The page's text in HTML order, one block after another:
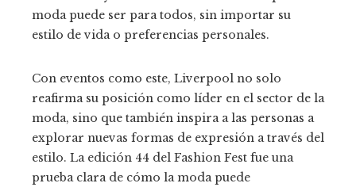
moda puede ser para todos, sin importar su
estilo de vida o preferencias personales.
Con eventos como este, Liverpool no solo
reafirma su posición como líder en el sector de la
moda, sino que también inspira a las personas a
explorar nuevas formas de expresión a través del
estilo. La edición 44 del Fashion Fest fue una
prueba clara de cómo la moda puede